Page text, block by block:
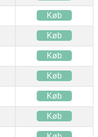
Køb
Køb
Køb
Køb
Køb
Køb